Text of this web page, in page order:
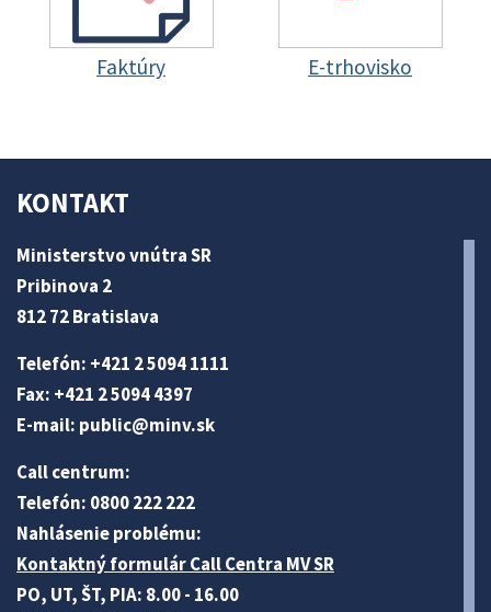
Faktúry E-trhovisko
KONTAKT
Ministerstvo vnútra SR
Pribinova 2
812 72 Bratislava
Telefón: +421 2 5094 1111
Fax: +421 2 5094 4397
E-mail: public@minv.sk
Call centrum:
Telefón: 0800 222 222
Nahlásenie problému:
Kontaktný formulár Call Centra MV SR
PO, UT, ŠT, PIA: 8.00 - 16.00